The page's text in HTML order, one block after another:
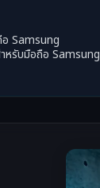
Samsung
หรับมือถือ Samsung